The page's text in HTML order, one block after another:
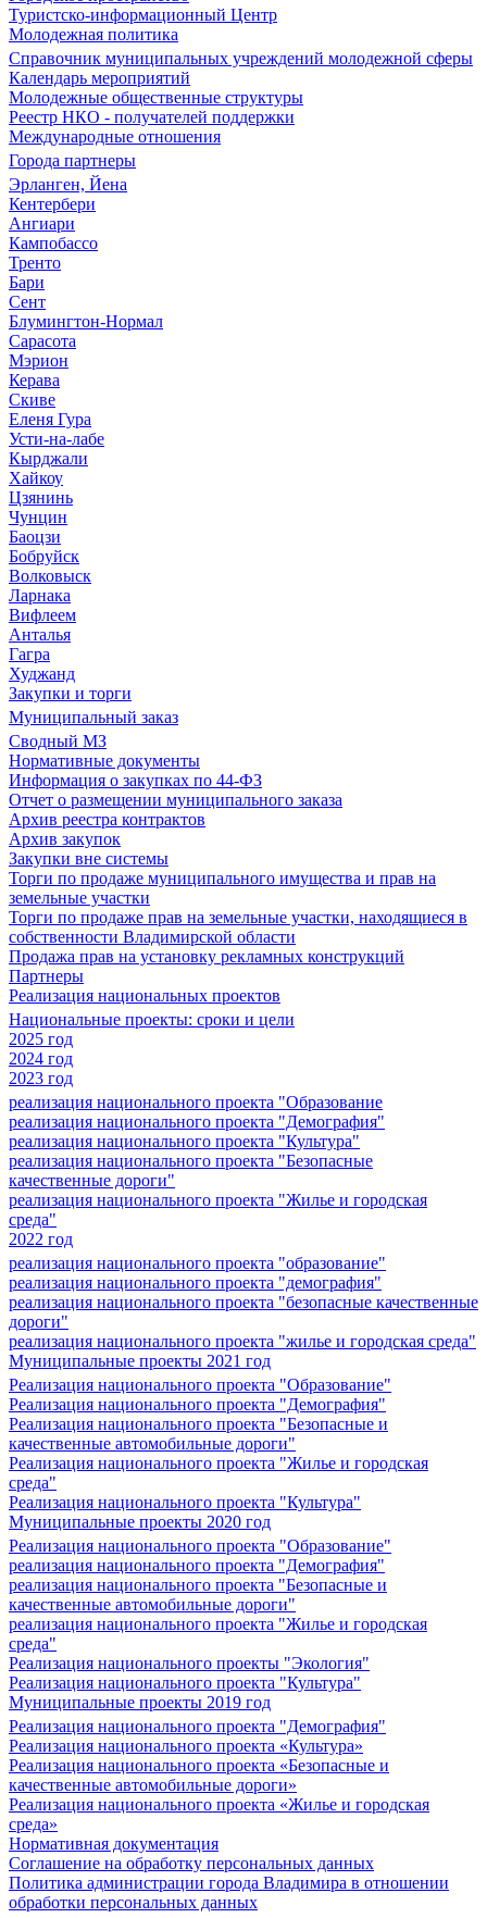
Туристско-информационный Центр
Молодежная политика
Справочник муниципальных учреждений молодежной сферы
Календарь мероприятий
Молодежные общественные структуры
Реестр НКО - получателей поддержки
Международные отношения
Города партнеры
Эрланген, Йена
Кентербери
Ангиари
Кампобассо
Тренто
Бари
Сент
Блумингтон-Нормал
Сарасота
Мэрион
Керава
Скиве
Еленя Гура
Усти-на-лабе
Кырджали
Хайкоу
Цзянинь
Чунцин
Баоцзи
Бобруйск
Волковыск
Ларнака
Вифлеем
Анталья
Гагра
Худжанд
Закупки и торги
Муниципальный заказ
Сводный МЗ
Нормативные документы
Информация о закупках по 44-ФЗ
Отчет о размещении муниципального заказа
Архив реестра контрактов
Архив закупок
Закупки вне системы
Торги по продаже муниципального имущества и прав на
земельные участки
Торги по продаже прав на земельные участки, находящиеся в
собственности Владимирской области
Продажа прав на установку рекламных конструкций
Партнеры
Реализация национальных проектов
Национальные проекты: сроки и цели
2025 год
2024 год
2023 год
реализация национального проекта "Образование
реализация национального проекта "Демография"
реализация национального проекта "Культура"
реализация национального проекта "Безопасные
качественные дороги"
реализация национального проекта "Жилье и городская
среда"
2022 год
реализация национального проекта "образование"
реализация национального проекта "демография"
реализация национального проекта "безопасные качественные
дороги"
реализация национального проекта "жилье и городская среда"
Муниципальные проекты 2021 год
Реализация национального проекта "Образование"
Реализация национального проекта "Демография"
Реализация национального проекта "Безопасные и
качественные автомобильные дороги"
Реализация национального проекта "Жилье и городская
среда"
Реализация национального проекта "Культура"
Муниципальные проекты 2020 год
Реализация национального проекта "Образование"
реализация национального проекта "Демография"
реализация национального проекта "Безопасные и
качественные автомобильные дороги"
реализация национального проекта "Жилье и городская
среда"
Реализация национального проекты "Экология"
Реализация национального проекта "Культура"
Муниципальные проекты 2019 год
Реализация национального проекта "Демография"
Реализация национального проекта «Культура»
Реализация национального проекта «Безопасные и
качественные автомобильные дороги»
Реализация национального проекта «Жилье и городская
среда»
Нормативная документация
Соглашение на обработку персональных данных
Политика администрации города Владимира в отношении
обработки персональных данных